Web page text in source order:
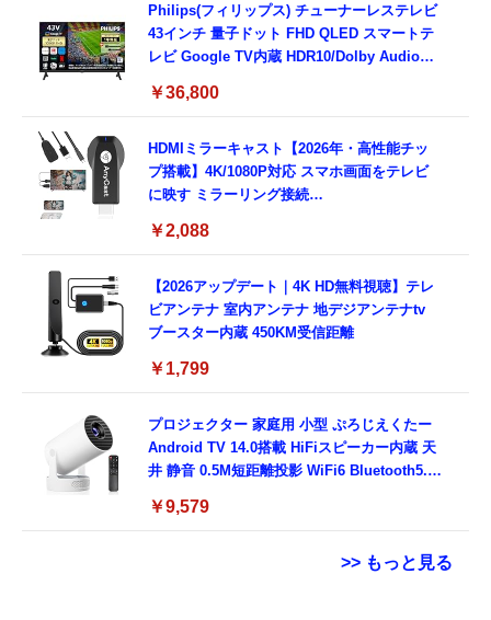
Philips(フィリップス) チューナーレステレビ
43インチ 量子ドット FHD QLED スマートテ
レビ Google TV内蔵 HDR10/Dolby Audio対
検索可能 日本語対応
￥36,800
HDMIミラーキャスト【2026年・高性能チッ
プ搭載】4K/1080P対応 スマホ画面をテレビ
に映す ミラーリング接続
ド切替不要 簡単セットアップ アプリ互換性あ
語取扱説明書付き（ブラック）
￥2,088
【2026アップデート｜4K HD無料視聴】テレ
ビアンテナ 室内アンテナ 地デジアンテナtv
ブースター内蔵 450KM受信距離
￥1,799
プロジェクター 家庭用 小型 ぷろじえくたー
Android TV 14.0搭載 HiFiスピーカー内蔵 天
井 静音 0.5M短距離投影 WiFi6 Bluetooth5.4
HDMI/スマホ/PC/DVD/Switchなどに対応 プ
￥9,579
>> もっと見る